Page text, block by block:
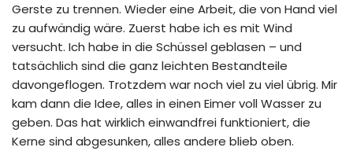
Gerste zu trennen. Wieder eine Arbeit, die von Hand viel
zu aufwändig wäre. Zuerst habe ich es mit Wind
versucht. Ich habe in die Schüssel geblasen – und
tatsächlich sind die ganz leichten Bestandteile
davongeflogen. Trotzdem war noch viel zu viel übrig. Mir
kam dann die Idee, alles in einen Eimer voll Wasser zu
geben. Das hat wirklich einwandfrei funktioniert, die
Kerne sind abgesunken, alles andere blieb oben.